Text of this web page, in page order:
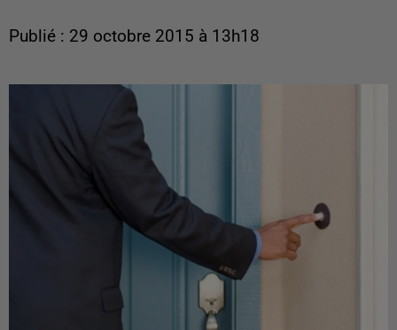
Publié : 29 octobre 2015 à 13h18